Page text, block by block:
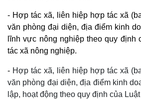
- Hợp tác xã, liên hiệp hợp tác xã
văn phòng đại diện, địa điểm kinh
lĩnh vực nông nghiệp theo quy định
tác xã nông nghiệp.
- Hợp tác xã, liên hiệp hợp tác xã
văn phòng đại diện, địa điểm kinh
lập, hoạt động theo quy định của